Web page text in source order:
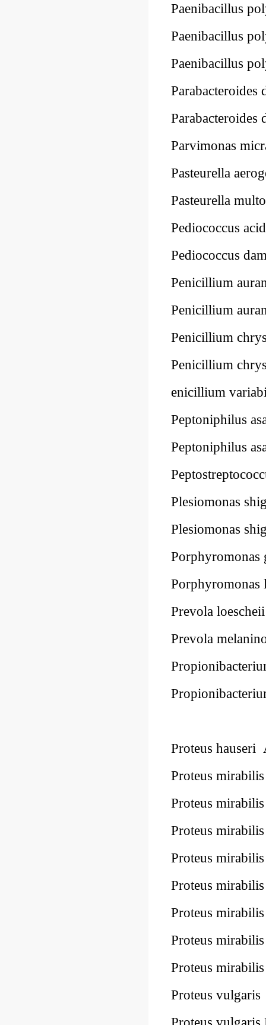
Paenibacillus
Paenibacillus
Paenibacillus
Parvimonas
Pasteurella
Pasteurella
Pediococcus
Pediococcus
Penicillium
Penicillium
Penicillium
Penicillium
enicillium
Peptoniphilus
Peptoniphilus
Plesiomonas
Plesiomonas
Prevola
Prevola
Proteus
Proteus
Proteus
Proteus
Proteus
Proteus
Proteus
Proteus
Proteus
Proteus